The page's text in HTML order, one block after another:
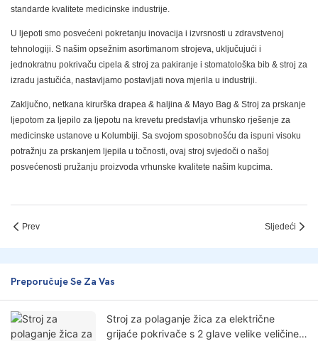
standarde kvalitete medicinske industrije.
U ljepoti smo posvećeni pokretanju inovacija i izvrsnosti u zdravstvenoj
tehnologiji. S našim opsežnim asortimanom strojeva, uključujući i
jednokratnu pokrivaču cipela & stroj za pakiranje i stomatološka bib & stroj za
izradu jastučića, nastavljamo postavljati nova mjerila u industriji.
Zaključno, netkana kirurška drapea & haljina & Mayo Bag & Stroj za prskanje
ljepotom za ljepilo za ljepotu na krevetu predstavlja vrhunsko rješenje za
medicinske ustanove u Kolumbiji. Sa svojom sposobnošću da ispuni visoku
potražnju za prskanjem ljepila u točnosti, ovaj stroj svjedoči o našoj
posvećenosti pružanju proizvoda vrhunske kvalitete našim kupcima.
Prev Sljedeći
Preporučuje Se Za Vas
Stroj za polaganje žica za električne
grijaće pokrivače s 2 glave velike veličine